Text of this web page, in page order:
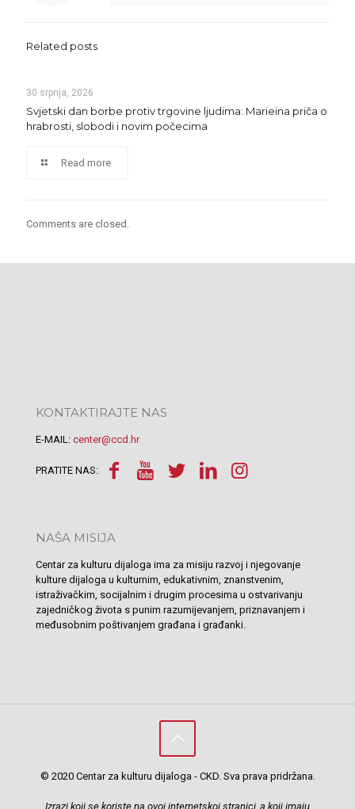
Related posts
30 srpnja, 2026
Svjetski dan borbe protiv trgovine ljudima: Marieina priča o
hrabrosti, slobodi i novim počecima
Read more
Comments are closed.
KONTAKTIRAJTE NAS
E-MAIL: center@ccd.hr
PRATITE NAS:
NAŠA MISIJA
Centar za kulturu dijaloga ima za misiju razvoj i njegovanje
kulture dijaloga u kulturnim, edukativnim, znanstvenim,
istraživačkim, socijalnim i drugim procesima u ostvarivanju
zajedničkog života s punim razumijevanjem, priznavanjem i
međusobnim poštivanjem građana i građanki.
© 2020 Centar za kulturu dijaloga - CKD. Sva prava pridržana.
Izrazi koji se koriste na ovoj internetskoj stranici, a koji imaju